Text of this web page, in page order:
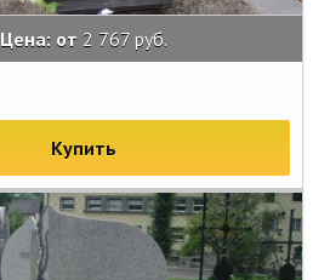
Цена: от 2 767 руб.
Купить